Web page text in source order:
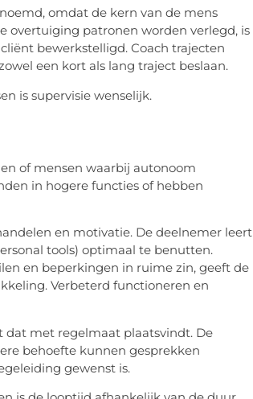
omdat de kern van de mens
overtuiging patronen worden verlegd, is
bewerkstelligd. Coach trajecten
een kort als lang traject beslaan.
is supervisie wenselijk.
of mensen waarbij autonoom
in hogere functies of hebben
en motivatie. De deelnemer leert
tools) optimaal te benutten.
en beperkingen in ruime zin, geeft de
Verbeterd functioneren en
dat met regelmaat plaatsvindt. De
behoefte kunnen gesprekken
gewenst is.